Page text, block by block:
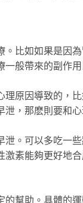
比如如果是因
般帶來的副作
原因導致的，
，那麽則要和
。可以多吃一
素能夠更好地
幫助。具體的